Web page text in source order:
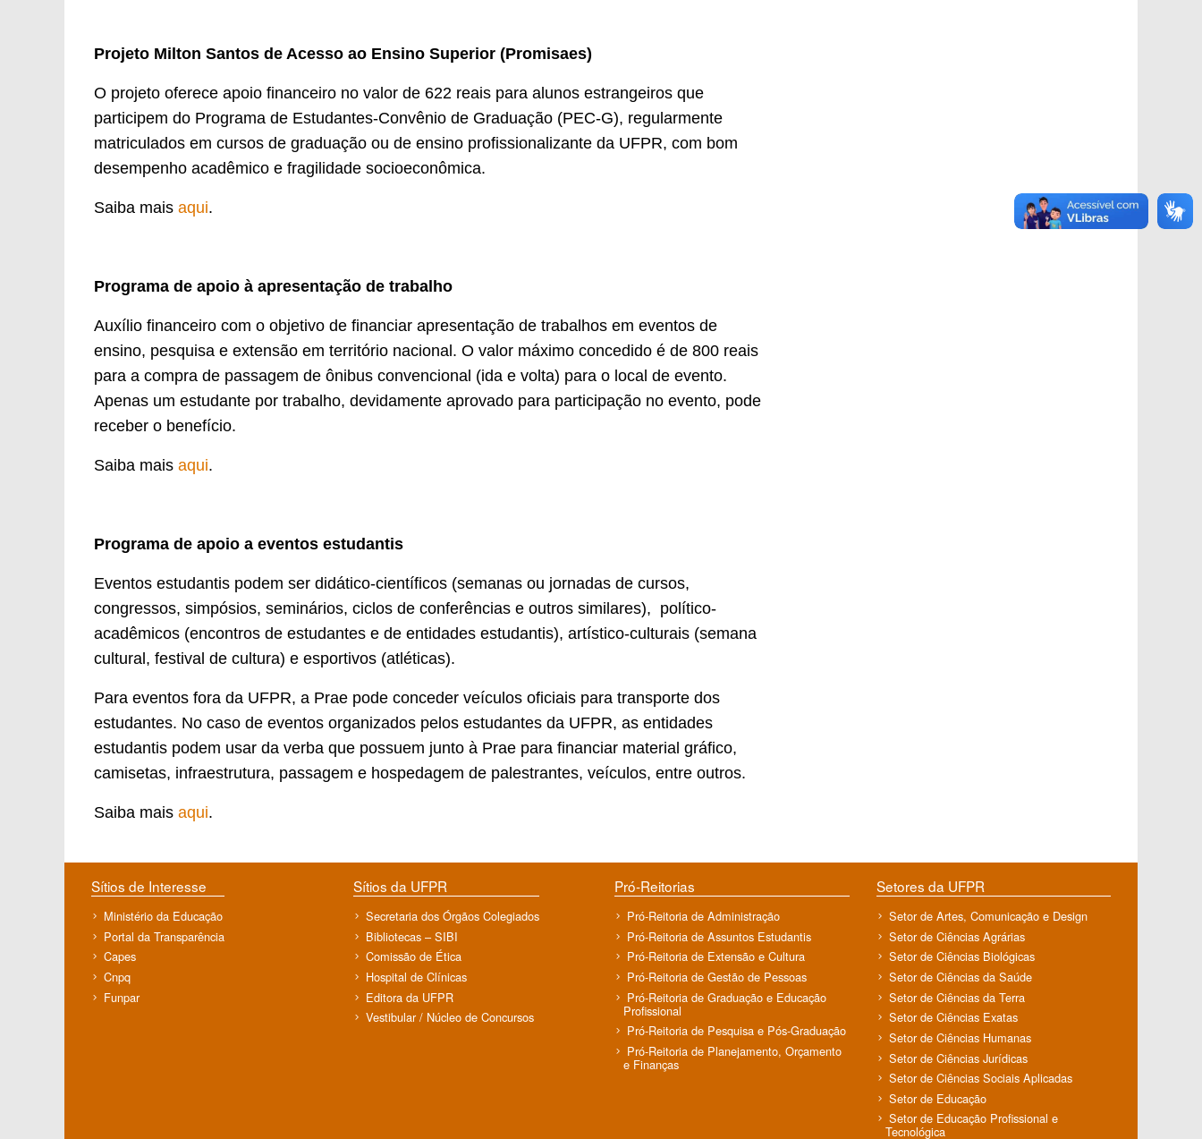
Projeto Milton Santos de Acesso ao Ensino Superior (Promisaes)
O projeto oferece apoio financeiro no valor de 622 reais para alunos estrangeiros que
participem do Programa de Estudantes-Convênio de Graduação (PEC-G), regularmente
matriculados em cursos de graduação ou de ensino profissionalizante da UFPR, com bom
desempenho acadêmico e fragilidade socioeconômica.
Saiba mais aqui.
Programa de apoio à apresentação de trabalho
Auxílio financeiro com o objetivo de financiar apresentação de trabalhos em eventos de
ensino, pesquisa e extensão em território nacional. O valor máximo concedido é de 800 reais
para a compra de passagem de ônibus convencional (ida e volta) para o local de evento.
Apenas um estudante por trabalho, devidamente aprovado para participação no evento, pode
receber o benefício.
Saiba mais aqui.
Programa de apoio a eventos estudantis
Eventos estudantis podem ser didático-científicos (semanas ou jornadas de cursos,
congressos, simpósios, seminários, ciclos de conferências e outros similares), político-
acadêmicos (encontros de estudantes e de entidades estudantis), artístico-culturais (semana
cultural, festival de cultura) e esportivos (atléticas).
Para eventos fora da UFPR, a Prae pode conceder veículos oficiais para transporte dos
estudantes. No caso de eventos organizados pelos estudantes da UFPR, as entidades
estudantis podem usar da verba que possuem junto à Prae para financiar material gráfico,
camisetas, infraestrutura, passagem e hospedagem de palestrantes, veículos, entre outros.
Saiba mais aqui.
Sítios de Interesse
Ministério da Educação
Portal da Transparência
Capes
Cnpq
Funpar
Sítios da UFPR
Secretaria dos Órgãos Colegiados
Bibliotecas – SIBI
Comissão de Ética
Hospital de Clínicas
Editora da UFPR
Vestibular / Núcleo de Concursos
Pró-Reitorias
Pró-Reitoria de Administração
Pró-Reitoria de Assuntos Estudantis
Pró-Reitoria de Extensão e Cultura
Pró-Reitoria de Gestão de Pessoas
Pró-Reitoria de Graduação e Educação
Profissional
Pró-Reitoria de Pesquisa e Pós-Graduação
Pró-Reitoria de Planejamento, Orçamento
e Finanças
Setores da UFPR
Setor de Artes, Comunicação e Design
Setor de Ciências Agrárias
Setor de Ciências Biológicas
Setor de Ciências da Saúde
Setor de Ciências da Terra
Setor de Ciências Exatas
Setor de Ciências Humanas
Setor de Ciências Jurídicas
Setor de Ciências Sociais Aplicadas
Setor de Educação
Setor de Educação Profissional e
Tecnológica